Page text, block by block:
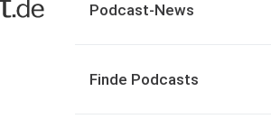
Podcast-News
Finde Podcasts